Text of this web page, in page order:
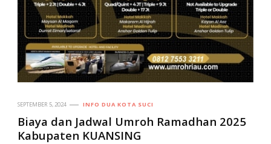
SEPTEMBER 5, 2024 INFO DUA KOTA SUCI
Biaya dan Jadwal Umroh Ramadhan 2025
Kabupaten KUANSING